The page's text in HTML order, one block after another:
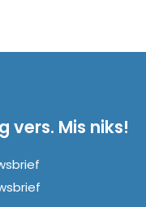
vers. Mis niks!